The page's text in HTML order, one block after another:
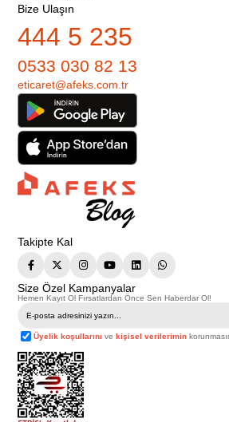
Bize Ulaşın
444 5 235
0533 030 82 13
eticaret@afeks.com.tr
Takipte Kal
Size Özel Kampanyalar
Hemen Kayıt Ol Fırsatlardan Önce Sen Haberdar Ol!
Üyelik koşullarını vekişisel verilerimin